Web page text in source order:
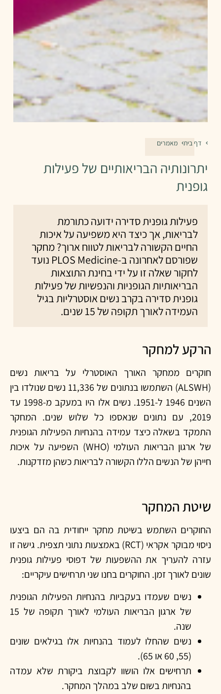
דף בית מאמרים
יתרונותיה הבריאותיים של פעילות
גופנית
פעילות גופנית סדירה ידועה כתורמת
לבריאות, אך כיצד היא משפיעה על איכות
החיים הקשורה לבריאות לטווח ארוך? מחקר
שפורסם לאחרונה ב-PLOS Medicine נועד
לחקור שאלה זו על ידי בחינת התוצאות
הבריאותיות הגופניות והנפשיות של פעילות
גופנית סדירה בקרב נשים אוסטרליות בגיל
העמידה לאורך תקופה של 15 שנים.
הרקע למחקר
חוקרים ממחקר האורך האוסטרלי על בריאות נשים
(ALSWH) השתמשו בנתונים של 11,336 נשים שנולדו בין
השנים 1946 ל-1951. נשים אלו היו במעקב מ-1998 עד
2019, עם נתונים שנאספו כל שלוש שנים. המחקר
התמקד בשאלה כיצד עמידה בהנחיות הפעילות הגופנית
של ארגון הבריאות העולמי (WHO) השפיעה על איכות
חייהן של הנשים הללו הקשורה לבריאות כשהן מזדקנות.
שיטת המחקר
החוקרים השתמש בשיטת מחקר ייחודית בה הם ביצעו
ניסוי מבוקר אקראי (RCT) באמצעות נתוני תצפית. גישה זו
עזרה להעריך את ההשפעות של דפוסי פעילות גופנית
שונים לאורך זמן. החוקרים בחנו שני תרחישים עיקריים:
נשים שעמדו בעקביות בהנחיות הפעילות הגופנית
של ארגון הבריאות העולמי לאורך תקופה של 15
שנה.
נשים שהחלו לעמוד בהנחיות אלו בגילאים שונים
(55, 60 או 65).
תרחישים אלו הושוו לקבוצת ביקורת שלא עמדה
בהנחיות בשום שלב במהלך המחקר.